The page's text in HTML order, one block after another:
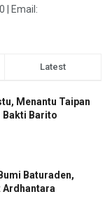
| Email:
Latest
Menantu Taipan
Bakti Barito
Baturaden,
Ardhantara